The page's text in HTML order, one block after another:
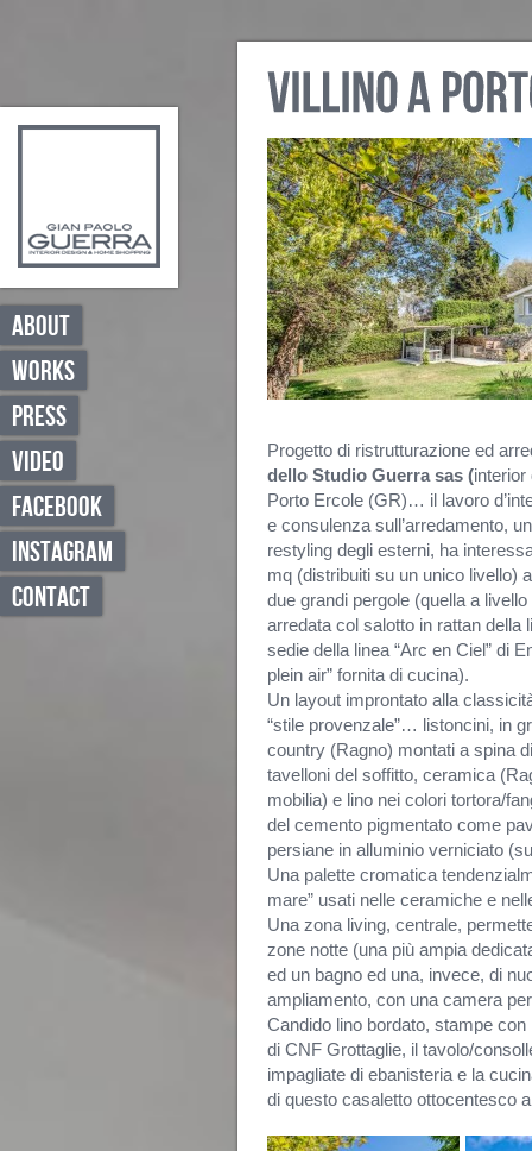
ABOUT
WORKS
PRESS
VIDEO
FACEBOOK
INSTAGRAM
CONTACT
Progetto di ristrutturazione ed
dello Studio Guerra sas (interior
Porto Ercole (GR)… il lavoro
e consulenza sull’arredamento,
restyling degli esterni, ha
mq (distribuiti su un unico livello)
due grandi pergole (quella a
arredata col salotto in rattan della
sedie della linea “Arc en Ciel” di
plein air” fornita di cucina).
Un layout improntato alla
“stile provenzale”… listoncini, in
country (Ragno) montati a spina
tavelloni del soffitto, ceramica
mobilia) e lino nei colori tortora/
del cemento pigmentato come
persiane in alluminio verniciato
Una palette cromatica
mare” usati nelle ceramiche e
Una zona living, centrale,
zone notte (una più ampia
ed un bagno ed una, invece, di
ampliamento, con una camera
Candido lino bordato, stampe
di CNF Grottaglie, il tavolo/
impagliate di ebanisteria e la
di questo casaletto ottocentesco